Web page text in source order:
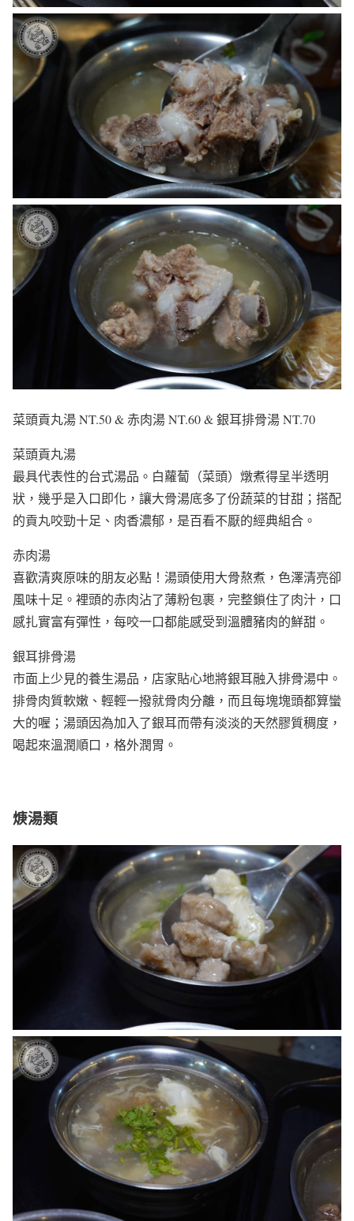
菜頭貢丸湯 NT.50 & 赤肉湯 NT.60 & 銀耳排骨湯 NT.70
菜頭貢丸湯
最具代表性的台式湯品。白蘿蔔（菜頭）燉煮得呈半透明
狀，幾乎是入口即化，讓大骨湯底多了份蔬菜的甘甜；搭配
的貢丸咬勁十足、肉香濃郁，是百看不厭的經典組合。
赤肉湯
喜歡清爽原味的朋友必點！湯頭使用大骨熬煮，色澤清亮卻
風味十足。裡頭的赤肉沾了薄粉包裹，完整鎖住了肉汁，口
感扎實富有彈性，每咬一口都能感受到溫體豬肉的鮮甜。
銀耳排骨湯
市面上少見的養生湯品，店家貼心地將銀耳融入排骨湯中。
排骨肉質軟嫩、輕輕一撥就骨肉分離，而且每塊塊頭都算蠻
大的喔；湯頭因為加入了銀耳而帶有淡淡的天然膠質稠度，
喝起來溫潤順口，格外潤胃。
焿湯類